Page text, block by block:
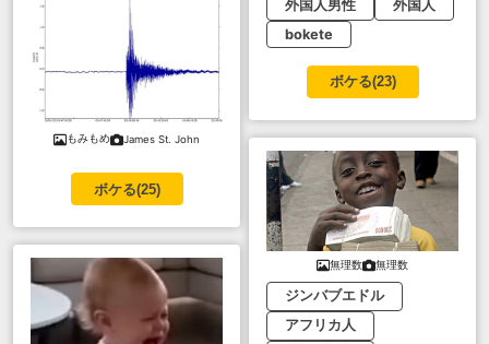
もみもめ James St. John
ボケる(25)
外国人男性
外国人
bokete
ボケる(23)
無理数 無理数
ジンバブエドル
アフリカ人